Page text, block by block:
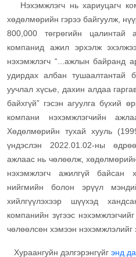
Нэхэмжлэгч нь хариуцагч
хөдөлмөрийн гэрээ байгуулж,
800,000 төгрөгийн цалинтай
компанид ажил эрхэлж
нэхэмжлэгч “...ажлын байранд
удирдах албан тушаалтантай
уучлал хүсье, дахин алдаа
байхгүй” гэсэн агуулга бүхий
компани нэхэмжлэгчийн
Хөдөлмөрийн тухай хууль
үндэслэн 2022.01.02-ны
ажлаас нь чөлөөлж,
нэхэмжлэгч ажилгүй байсан
нийгмийн болон эрүүл
хийлгүүлэхээр шүүхэд
компанийн зүгээс
чөлөөлсөн хэмээн нэхэмжлэлийг
Хураангуйн дэлгэрэнгүйг энд